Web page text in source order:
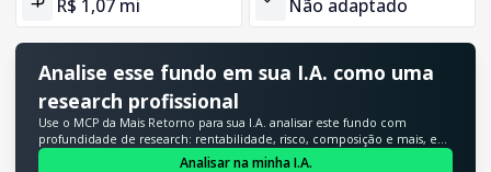
R$ 1,07 mi Não adaptado
Analise esse fundo em sua I.A. como uma
research profissional
Use o MCP da Mais Retorno para sua I.A. analisar este fundo com
profundidade de research: rentabilidade, risco, composição e mais, em
segundos.
Analisar na minha I.A.